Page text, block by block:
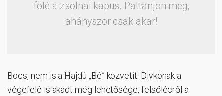
fölé a zsolnai kapus. Pattanjon meg,
ahányszor csak akar!
Bocs, nem is a Hajdú „Bé” közvetít. Divkónak a
végefelé is akadt még lehetősége, felsőlécről a